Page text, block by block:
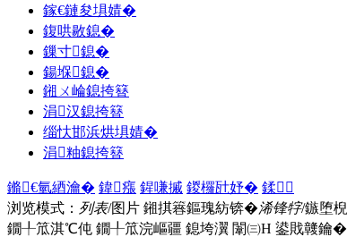
鎵€鏈夋埧婧�
鍑哄敭鎴�
鏁寸鎴�
鍚堢鎴�
鎺ㄨ崘鎴挎簮
涓汉鎴挎簮
缁忕邯浜烘埧婧�
涓粙鎴挎簮
鏅€氫綇瀹� 鍏瘬 鍟嗛摵 鍐欏瓧妤� 鍒
浏览模式： 列表/图片 鎺掑簭鏂瑰紡锛�浠锋牸/鏃堕棿
鐗╀笟淇℃伅 鐗╀笟浣嶇疆 鎴垮瀷 闈㈢Н 鍙戝竷鑰�